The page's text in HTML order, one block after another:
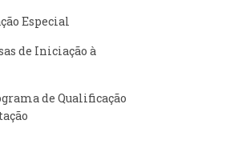
Especial
de Iniciação à
de Qualificação